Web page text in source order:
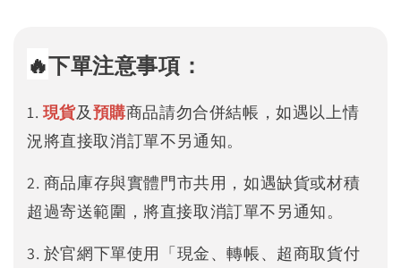
🔥下單注意事項：
1. 現貨及預購商品請勿合併結帳，如遇以上情
況將直接取消訂單不另通知。
2. 商品庫存與實體門市共用，如遇缺貨或材積
超過寄送範圍，將直接取消訂單不另通知。
3. 於官網下單使用「現金、轉帳、超商取貨付